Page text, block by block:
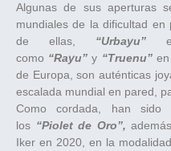
Algunas de sus aperturas
mundiales de la dificultad
de ellas, “Urbayu”en
como “Rayu” y “Truenu”en
de Europa, son auténticas
escalada mundial en pared,
Como cordada, han sido
los “Piolet de Oro”,
Iker en 2020, en la